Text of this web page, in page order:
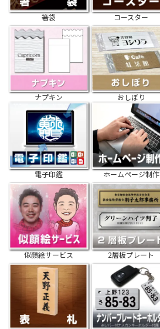
箸袋 コースター
ナプキン おしぼり
電子印鑑 ホームページ制作
似顔絵サービス 2層板プレート